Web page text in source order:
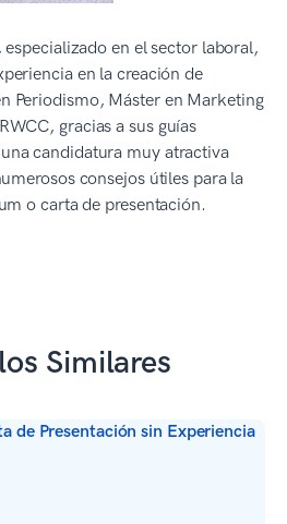
especializado en el sector laboral,
en la creación de
Periodismo, Máster en Marketing
gracias a sus guías
candidatura muy atractiva
consejos útiles para la
o carta de presentación.
Similares